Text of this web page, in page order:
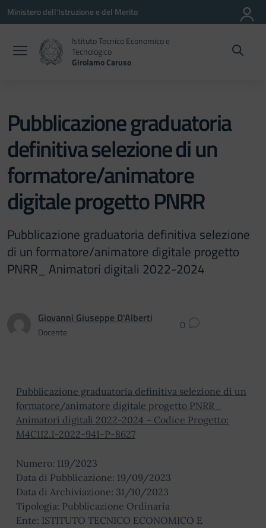
Vai ai contenuti
Vai al menu di navigazione
Vai al footer
Ministero dell'Istruzione e del Merito
Istituto Tecnico Economico e
Tecnologico
Girolamo Caruso
Pubblicazione graduatoria
definitiva selezione di un
formatore/animatore
digitale progetto PNRR
Pubblicazione graduatoria definitiva selezione
di un formatore/animatore digitale progetto
PNRR_ Animatori digitali 2022-2024
Giovanni Giuseppe D'Alberti
Docente 0
Pubblicazione graduatoria definitiva selezione di un
formatore/animatore digitale progetto PNRR_
Animatori digitali 2022-2024 – Codice Progetto:
M4C1I2.1-2022-941-P-8627
Numero: 119/2023
Data di Pubblicazione: 19/09/2023
Data di Archiviazione: 31/10/2023
Tipologia: Pubblicazione Ordinaria
Ente: ISTITUTO TECNICO ECONOMICO E